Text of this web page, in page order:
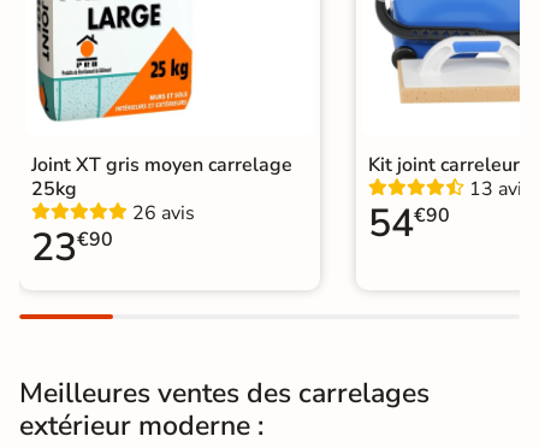
Conditionnement
Choix
Pose
Support Chape Ancien carrelage
Normes
Catégories
Carrelage terrasse moderne
Carrelage 60x60
Joint XT gris moyen carrelage
25kg
26 avis
23€90
Kit joint carreleur
13 avis
54€90
Meilleures ventes des carrelages
extérieur moderne :